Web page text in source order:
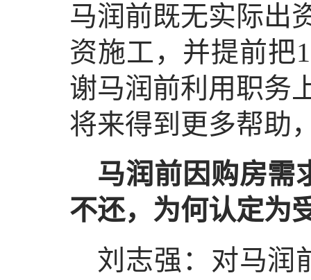
马润前既无实际出
资施工，并提前把
谢马润前利用职务
将来得到更多帮助
马润前因购房需
不还，为何认定为
刘志强：对马润